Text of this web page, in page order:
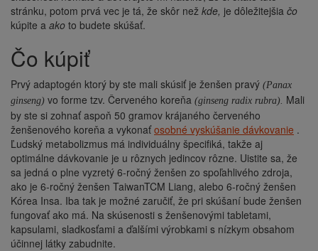
stránku, potom prvá vec je tá, že skôr než kde, je dôležitejšia čo
kúpite a ako to budete skúšať.
čo kúpiť
Prvý adaptogén ktorý by ste mali skúsiť je ženšen pravý (Panax
ginseng) vo forme tzv. Červeného koreňa (ginseng radix rubra). Mali
by ste si zohnať aspoň 50 gramov krájaného červeného
ženšenového koreňa a vykonať osobné vyskúšanie dávkovanie .
Ľudský metabolizmus má individuálny špecifiká, takže aj
optimálne dávkovanie je u rôznych jedincov rôzne. Uistite sa, že
sa jedná o plne vyzretý 6-ročný ženšen zo spoľahlivého zdroja,
ako je 6-ročný ženšen TaiwanTCM Liang, alebo 6-ročný ženšen
Kórea Insa. Iba tak je možné zaručiť, že pri skúšaní bude ženšen
fungovať ako má. Na skúsenosti s ženšenovými tabletami,
kapsulami, sladkosťami a ďalšími výrobkami s nízkym obsahom
účinnej látky zabudnite.